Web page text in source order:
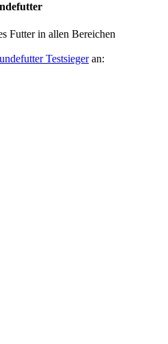
Futter in allen Bereichen
Testsiegeran: